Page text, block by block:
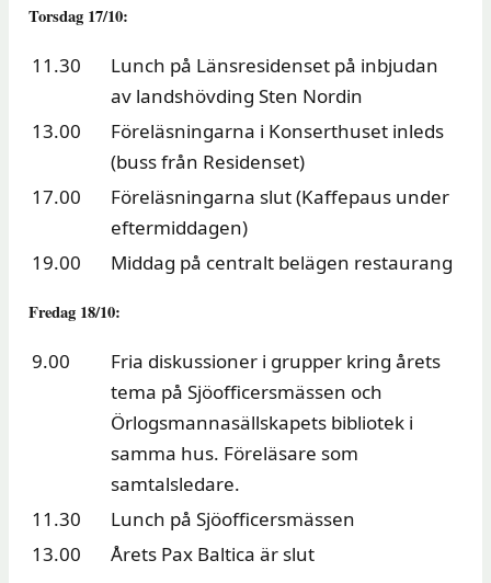
Torsdag 17/10:
11.30
Lunch på Länsresidenset på inbjudan
av landshövding Sten Nordin
13.00
Föreläsningarna i Konserthuset inleds
(buss från Residenset)
17.00
Föreläsningarna slut (Kaffepaus under
eftermiddagen)
19.00
Middag på centralt belägen restaurang
Fredag 18/10:
9.00
Fria diskussioner i grupper kring årets
tema på Sjöofficersmässen och
Örlogsmannasällskapets bibliotek i
samma hus. Föreläsare som
samtalsledare.
11.30
Lunch på Sjöofficersmässen
13.00
Årets Pax Baltica är slut